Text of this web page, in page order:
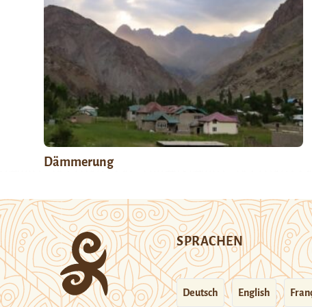
Dämmerung
SPRACHEN
Deutsch English